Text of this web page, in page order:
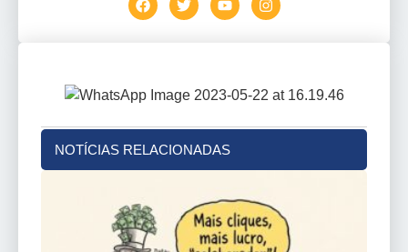
NOTÍCIAS RELACIONADAS